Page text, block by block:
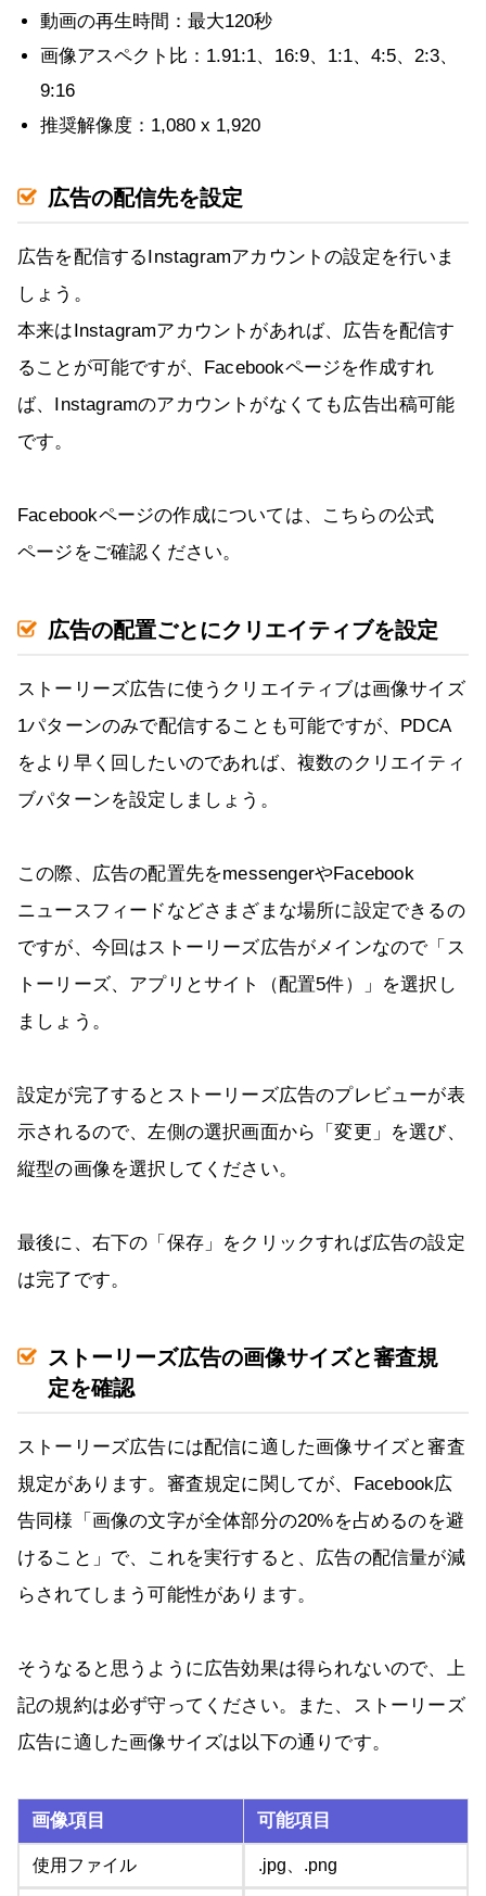
動画の再生時間：最大120秒
画像アスペクト比：1.91:1、16:9、1:1、4:5、2:3、
9:16
推奨解像度：1,080 x 1,920
広告の配信先を設定
広告を配信するInstagramアカウントの設定を行いま
しょう。
本来はInstagramアカウントがあれば、広告を配信す
ることが可能ですが、Facebookページを作成すれ
ば、Instagramのアカウントがなくても広告出稿可能
です。
Facebookページの作成については、こちらの公式
ページをご確認ください。
広告の配置ごとにクリエイティブを設定
ストーリーズ広告に使うクリエイティブは画像サイズ
1パターンのみで配信することも可能ですが、PDCA
をより早く回したいのであれば、複数のクリエイティ
ブパターンを設定しましょう。
この際、広告の配置先をmessengerやFacebook
ニュースフィードなどさまざまな場所に設定できるの
ですが、今回はストーリーズ広告がメインなので「ス
トーリーズ、アプリとサイト（配置5件）」を選択し
ましょう。
設定が完了するとストーリーズ広告のプレビューが表
示されるので、左側の選択画面から「変更」を選び、
縦型の画像を選択してください。
最後に、右下の「保存」をクリックすれば広告の設定
は完了です。
ストーリーズ広告の画像サイズと審査規
定を確認
ストーリーズ広告には配信に適した画像サイズと審査
規定があります。審査規定に関してが、Facebook広
告同様「画像の文字が全体部分の20%を占めるのを避
けること」で、これを実行すると、広告の配信量が減
らされてしまう可能性があります。
そうなると思うように広告効果は得られないので、上
記の規約は必ず守ってください。また、ストーリーズ
広告に適した画像サイズは以下の通りです。
画像項目 可能項目
使用ファイル .jpg、.png